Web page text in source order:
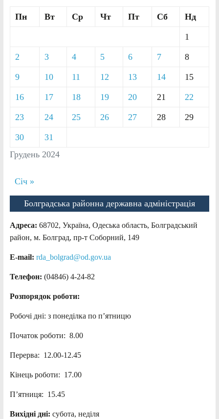
Грудень 2024
Пн Вт Ср Чт Пт Сб Нд
1
2 3 4 5 6 7 8
9 10 11 12 13 14 15
16 17 18 19 20 21 22
23 24 25 26 27 28 29
30 31
Січ »
Болградська районна державна адміністрація
Адреса: 68702, Україна, Одеська область, Болградський
район, м. Болград, пр-т Соборний, 149
E-mail: rda_bolgrad@od.gov.ua
Телефон: (04846) 4-24-82
Розпорядок роботи:
Робочі дні: з понеділка по п’ятницю
Початок роботи: 8.00
Перерва: 12.00-12.45
Кінець роботи: 17.00
П’ятниця: 15.45
Вихідні дні: субота, неділя